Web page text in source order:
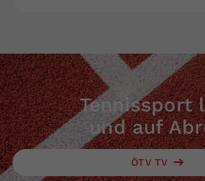
Tennissport
und auf
ÖTV TV